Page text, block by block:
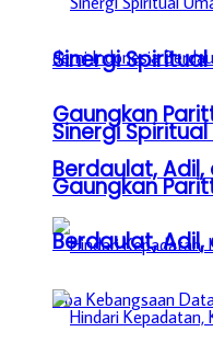
Sinergi
Gaungkan
Berdaulat,
Sinergi
Gaungkan
Berdaulat,